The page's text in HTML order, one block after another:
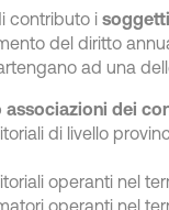
contributo i
del diritto
ad una
dei
di livello
operanti nel
operanti nel